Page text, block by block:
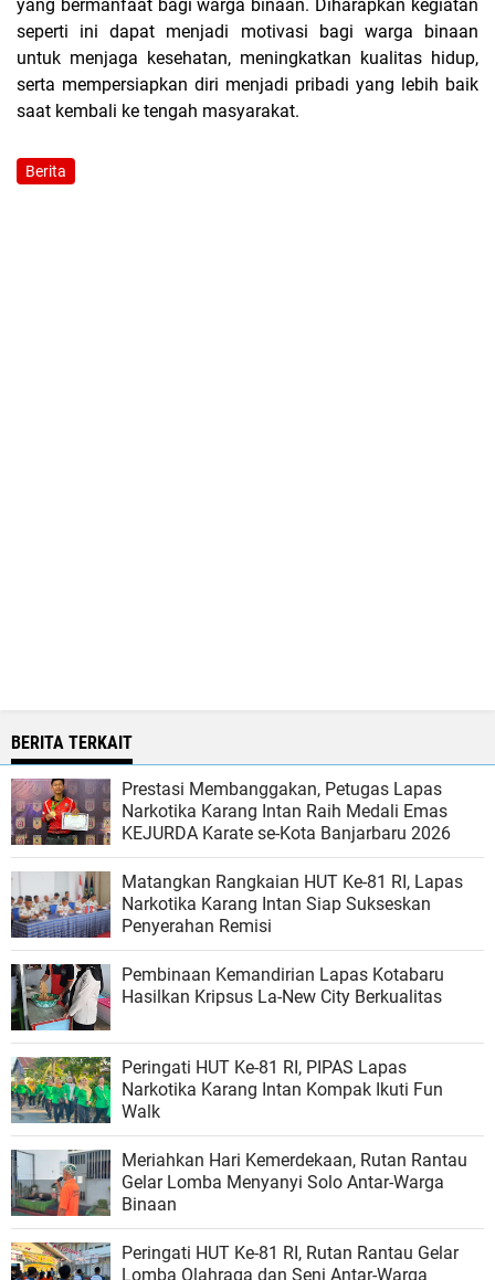
yang bermanfaat bagi warga binaan. Diharapkan kegiatan
seperti ini dapat menjadi motivasi bagi warga binaan
untuk menjaga kesehatan, meningkatkan kualitas hidup,
serta mempersiapkan diri menjadi pribadi yang lebih baik
saat kembali ke tengah masyarakat.
Berita
BERITA TERKAIT
Prestasi Membanggakan, Petugas Lapas
Narkotika Karang Intan Raih Medali Emas
KEJURDA Karate se-Kota Banjarbaru 2026
Matangkan Rangkaian HUT Ke-81 RI, Lapas
Narkotika Karang Intan Siap Sukseskan
Penyerahan Remisi
Pembinaan Kemandirian Lapas Kotabaru
Hasilkan Kripsus La-New City Berkualitas
Peringati HUT Ke-81 RI, PIPAS Lapas
Narkotika Karang Intan Kompak Ikuti Fun
Walk
Meriahkan Hari Kemerdekaan, Rutan Rantau
Gelar Lomba Menyanyi Solo Antar-Warga
Binaan
Peringati HUT Ke-81 RI, Rutan Rantau Gelar
Lomba Olahraga dan Seni Antar-Warga